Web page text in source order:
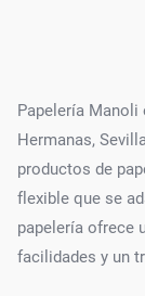
Papelería
Hermanas,
productos de
flexible que se
papelería ofrece
facilidades y un